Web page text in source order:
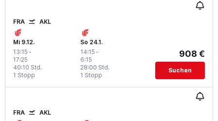
FRA AKL
Mi 9.12.
13:15 -
17:25
1 Stopp
40:10 Std.
So 24.1.
14:15 -
6:15
1 Stopp
28:00 Std.
908 €
Suchen
FRA AKL